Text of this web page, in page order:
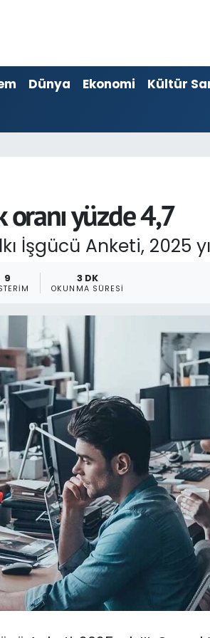
Dünya Ekonomi Kültür
yüzde 4,7
Anketi, 2025
9 3 DK
OKUNMA SÜRESI